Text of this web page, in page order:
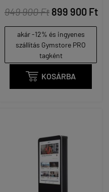
949 900 Ft 899 900 Ft
akár -12% és ingyenes
szállítás Gymstore PRO
tagként
 KOSÁRBA